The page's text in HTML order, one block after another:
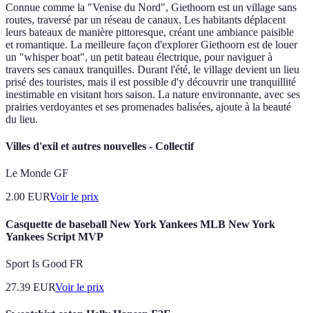
Connue comme la "Venise du Nord", Giethoorn est un village sans
routes, traversé par un réseau de canaux. Les habitants déplacent
leurs bateaux de manière pittoresque, créant une ambiance paisible
et romantique. La meilleure façon d'explorer Giethoorn est de louer
un "whisper boat", un petit bateau électrique, pour naviguer à
travers ses canaux tranquilles. Durant l'été, le village devient un lieu
prisé des touristes, mais il est possible d'y découvrir une tranquillité
inestimable en visitant hors saison. La nature environnante, avec ses
prairies verdoyantes et ses promenades balisées, ajoute à la beauté
du lieu.
Villes d'exil et autres nouvelles - Collectif
Le Monde GF
2.00 EURVoir le prix
Casquette de baseball New York Yankees MLB New York
Yankees Script MVP
Sport Is Good FR
27.39 EURVoir le prix